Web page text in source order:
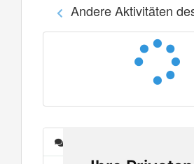
Andere Aktivitäten